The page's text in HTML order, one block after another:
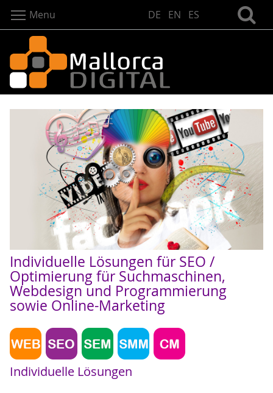
DE EN ES
Menu
Individuelle Lösungen für SEO /
Optimierung für Suchmaschinen,
Webdesign und Programmierung
sowie Online-Marketing
Individuelle Lösungen